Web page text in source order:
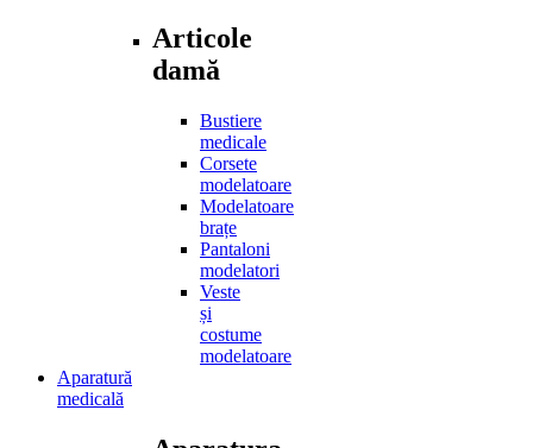
Articole
damă
Bustiere
medicale
Corsete
modelatoare
Modelatoare
brațe
Pantaloni
modelatori
Veste
și
costume
modelatoare
Aparatură
medicală